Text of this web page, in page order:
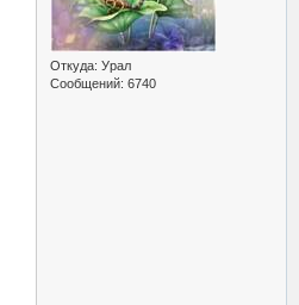
Откуда: Урал
Сообщений: 6740